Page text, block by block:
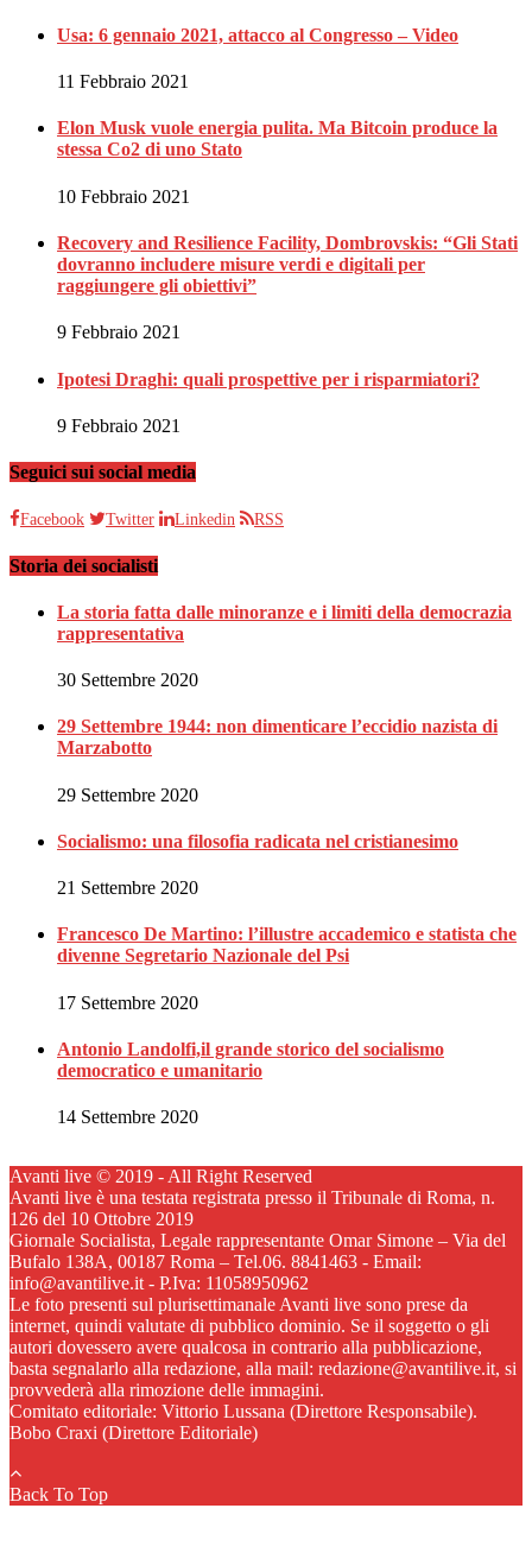
Usa: 6 gennaio 2021, attacco al Congresso – Video
11 Febbraio 2021
Elon Musk vuole energia pulita. Ma Bitcoin produce la
stessa Co2 di uno Stato
10 Febbraio 2021
Recovery and Resilience Facility, Dombrovskis: “Gli Stati
dovranno includere misure verdi e digitali per
raggiungere gli obiettivi”
9 Febbraio 2021
Ipotesi Draghi: quali prospettive per i risparmiatori?
9 Febbraio 2021
Seguici sui social media
Facebook Twitter Linkedin RSS
Storia dei socialisti
La storia fatta dalle minoranze e i limiti della democrazia
rappresentativa
30 Settembre 2020
29 Settembre 1944: non dimenticare l’eccidio nazista di
Marzabotto
29 Settembre 2020
Socialismo: una filosofia radicata nel cristianesimo
21 Settembre 2020
Francesco De Martino: l’illustre accademico e statista che
divenne Segretario Nazionale del Psi
17 Settembre 2020
Antonio Landolfi,il grande storico del socialismo
democratico e umanitario
14 Settembre 2020
Avanti live © 2019 - All Right Reserved
Avanti live è una testata registrata presso il Tribunale di Roma, n.
126 del 10 Ottobre 2019
Giornale Socialista, Legale rappresentante Omar Simone – Via del
Bufalo 138A, 00187 Roma – Tel.06. 8841463 - Email:
info@avantilive.it - P.Iva: 11058950962
Le foto presenti sul plurisettimanale Avanti live sono prese da
internet, quindi valutate di pubblico dominio. Se il soggetto o gli
autori dovessero avere qualcosa in contrario alla pubblicazione,
basta segnalarlo alla redazione, alla mail: redazione@avantilive.it, si
provvederà alla rimozione delle immagini.
Comitato editoriale: Vittorio Lussana (Direttore Responsabile).
Bobo Craxi (Direttore Editoriale)
Back To Top